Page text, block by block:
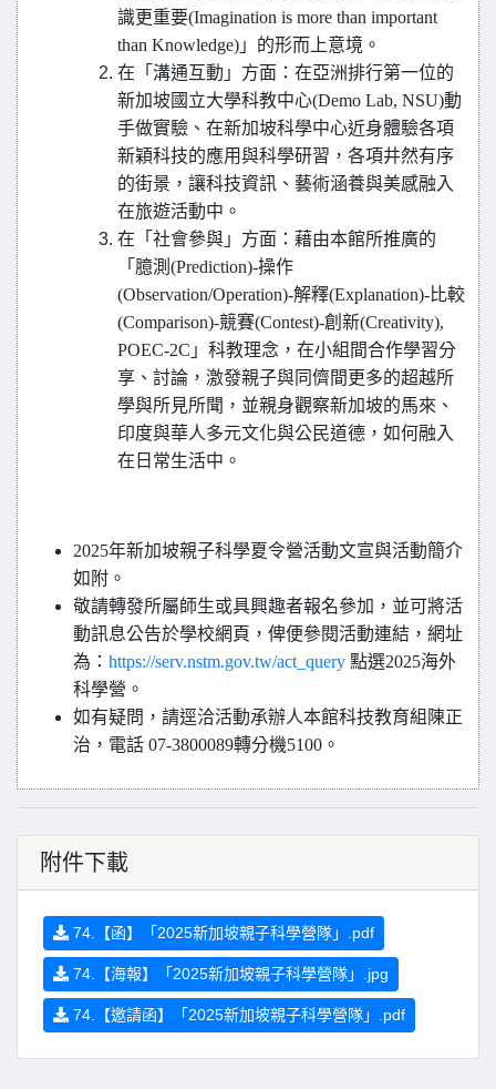
識更重要(Imagination is more than important
than Knowledge)」的形而上意境。
在「溝通互動」方面：在亞洲排行第一位的
新加坡國立大學科教中心(Demo Lab, NSU)動
手做實驗、在新加坡科學中心近身體驗各項
新穎科技的應用與科學研習，各項井然有序
的街景，讓科技資訊、藝術涵養與美感融入
在旅遊活動中。
在「社會參與」方面：藉由本館所推廣的
「臆測(Prediction)-操作
(Observation/Operation)-解釋(Explanation)-比較
(Comparison)-競賽(Contest)-創新(Creativity),
POEC-2C」科教理念，在小組間合作學習分
享、討論，激發親子與同儕間更多的超越所
學與所見所聞，並親身觀察新加坡的馬來、
印度與華人多元文化與公民道德，如何融入
在日常生活中。
2025年新加坡親子科學夏令營活動文宣與活動簡介
如附。
敬請轉發所屬師生或具興趣者報名參加，並可將活
動訊息公告於學校網頁，俾便參閱活動連結，網址
為： https://serv.nstm.gov.tw/act_query 點選2025海外
科學營。
如有疑問，請逕洽活動承辦人本館科技教育組陳正
治，電話 07-3800089轉分機5100。
附件下載
74.【函】「2025新加坡親子科學營隊」.pdf
74.【海報】「2025新加坡親子科學營隊」.jpg
74.【邀請函】「2025新加坡親子科學營隊」.pdf